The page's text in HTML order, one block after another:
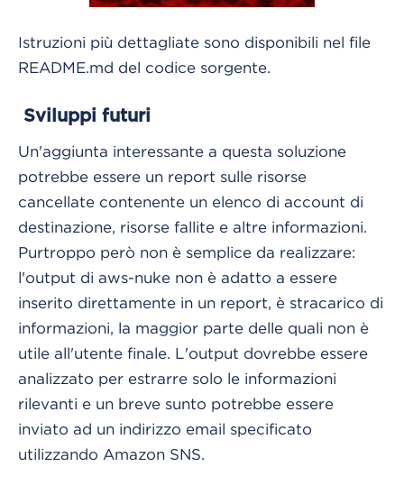
Istruzioni più dettagliate sono disponibili nel file
README.md del codice sorgente.
Sviluppi futuri
Un'aggiunta interessante a questa soluzione
potrebbe essere un report sulle risorse
cancellate contenente un elenco di account di
destinazione, risorse fallite e altre informazioni.
Purtroppo però non è semplice da realizzare:
l'output di aws-nuke non è adatto a essere
inserito direttamente in un report, è stracarico di
informazioni, la maggior parte delle quali non è
utile all'utente finale. L'output dovrebbe essere
analizzato per estrarre solo le informazioni
rilevanti e un breve sunto potrebbe essere
inviato ad un indirizzo email specificato
utilizzando Amazon SNS.